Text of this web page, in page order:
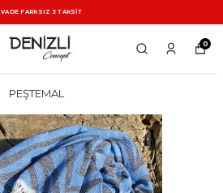
VADE FARKSIZ 3 TAKSİT
0
PEŞTEMAL